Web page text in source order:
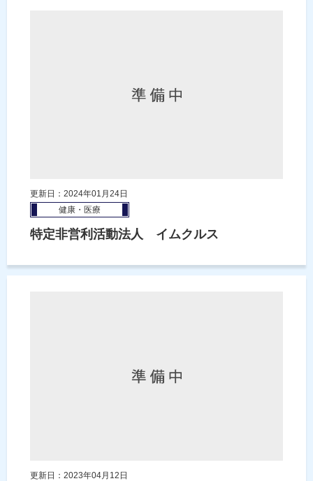
更新日：2024年01月24日
健康・医療
特定非営利活動法人 イムクルス
更新日：2023年04月12日